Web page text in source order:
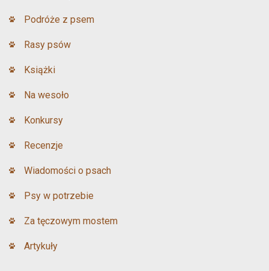
Podróże z psem
Rasy psów
Książki
Na wesoło
Konkursy
Recenzje
Wiadomości o psach
Psy w potrzebie
Za tęczowym mostem
Artykuły